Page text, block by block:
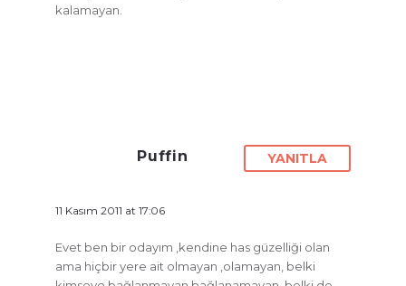
kalamayan.
Puffin
11 Kasım 2011 at 17:06
YANITLA
Evet ben bir odayım ,kendine has güzelliği olan
ama hiçbir yere ait olmayan ,olamayan, belki